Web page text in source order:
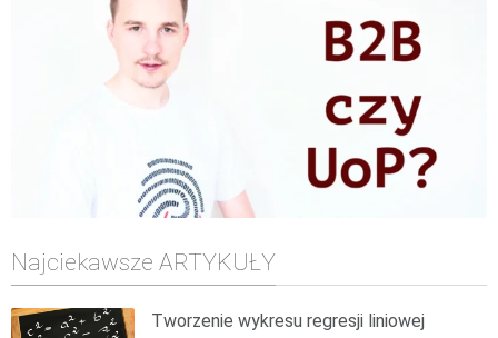
Najciekawsze ARTYKUŁY
Tworzenie wykresu regresji liniowej